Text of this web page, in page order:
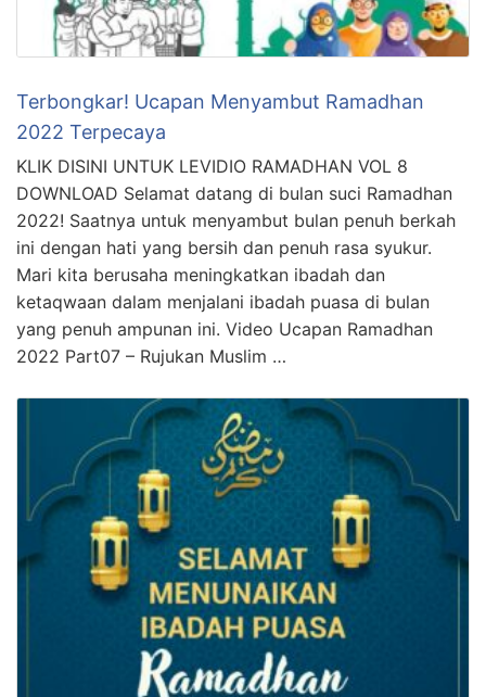
Terbongkar! Ucapan Menyambut Ramadhan
2022 Terpecaya
KLIK DISINI UNTUK LEVIDIO RAMADHAN VOL 8
DOWNLOAD Selamat datang di bulan suci Ramadhan
2022! Saatnya untuk menyambut bulan penuh berkah
ini dengan hati yang bersih dan penuh rasa syukur.
Mari kita berusaha meningkatkan ibadah dan
ketaqwaan dalam menjalani ibadah puasa di bulan
yang penuh ampunan ini. Video Ucapan Ramadhan
2022 Part07 – Rujukan Muslim …